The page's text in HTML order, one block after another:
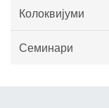
Колоквијуми
Семинари